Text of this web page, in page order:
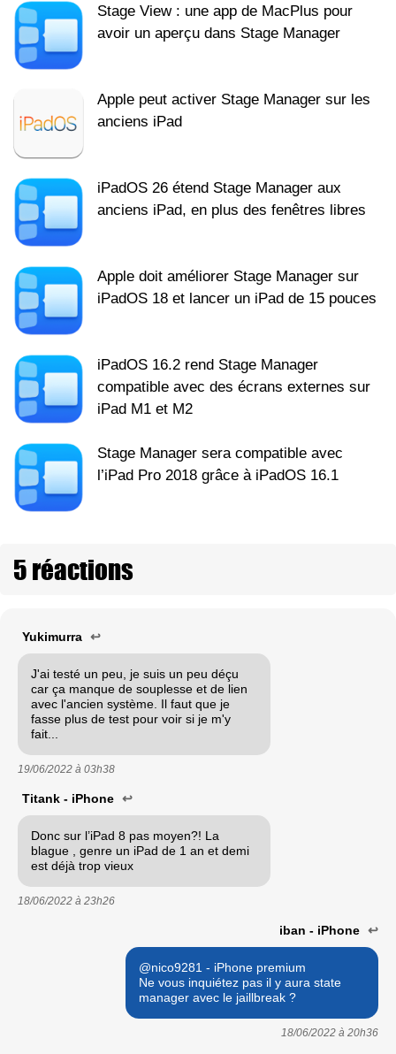
Stage View : une app de MacPlus pour
avoir un aperçu dans Stage Manager
Apple peut activer Stage Manager sur les
anciens iPad
iPadOS 26 étend Stage Manager aux
anciens iPad, en plus des fenêtres libres
Apple doit améliorer Stage Manager sur
iPadOS 18 et lancer un iPad de 15 pouces
iPadOS 16.2 rend Stage Manager
compatible avec des écrans externes sur
iPad M1 et M2
Stage Manager sera compatible avec
l’iPad Pro 2018 grâce à iPadOS 16.1
5 réactions
Yukimurra ↩
J'ai testé un peu, je suis un peu déçu
car ça manque de souplesse et de lien
avec l'ancien système. Il faut que je
fasse plus de test pour voir si je m'y
fait...
19/06/2022 à 03h38
Titank - iPhone ↩
Donc sur l’iPad 8 pas moyen?! La
blague , genre un iPad de 1 an et demi
est déjà trop vieux
18/06/2022 à 23h26
iban - iPhone ↩
@nico9281 - iPhone premium
Ne vous inquiétez pas il y aura state
manager avec le jaillbreak ?
18/06/2022 à 20h36